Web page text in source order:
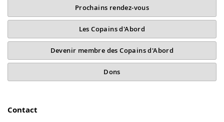
Prochains rendez-vous
Les Copains d'Abord
Devenir membre des Copains d'Abord
Dons
Contact